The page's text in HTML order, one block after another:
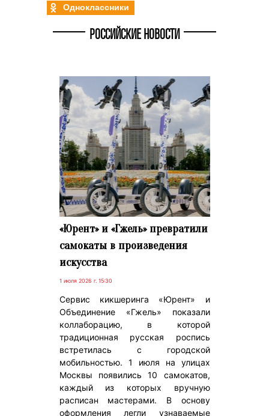
Одноклассники
РОССИЙСКИЕ НОВОСТИ
«Юрент» и «Гжель» превратили
самокаты в произведения
искусства
1 июля 2026 г. 15:30
Сервис кикшеринга «Юрент» и
Объединение «Гжель» показали
коллаборацию, в которой
традиционная русская роспись
встретилась с городской
мобильностью. 1 июля на улицах
Москвы появились 10 самокатов,
каждый из которых вручную
расписан мастерами. В основу
оформления легли узнаваемые